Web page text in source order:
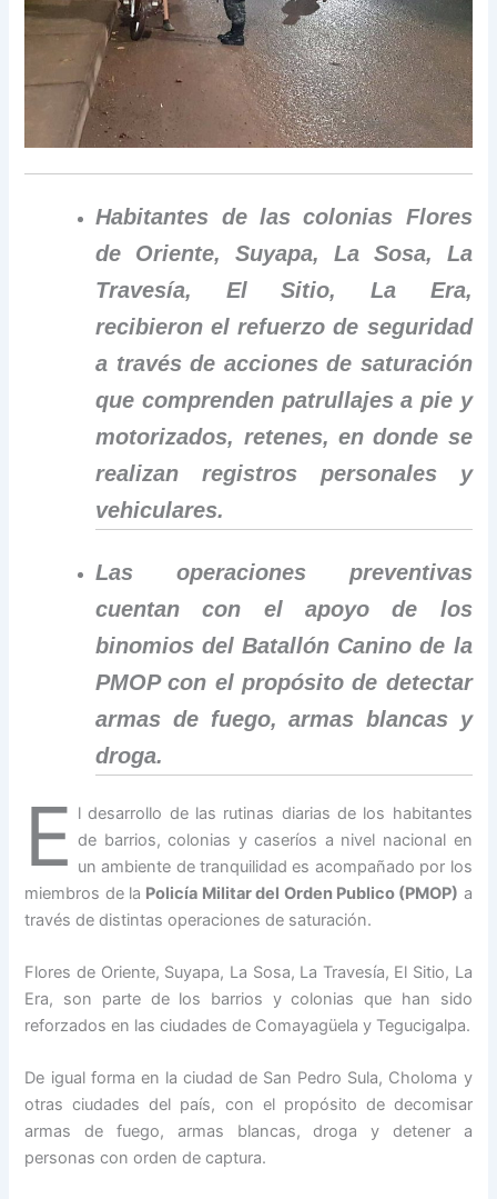
Habitantes de las colonias Flores
de Oriente, Suyapa, La Sosa, La
Travesía, El Sitio, La Era,
recibieron el refuerzo de seguridad
a través de acciones de saturación
que comprenden patrullajes a pie y
motorizados, retenes, en donde se
realizan registros personales y
vehiculares.
Las operaciones preventivas
cuentan con el apoyo de los
binomios del Batallón Canino de la
PMOP con el propósito de detectar
armas de fuego, armas blancas y
droga.
E l desarrollo de las rutinas diarias de los habitantes
de barrios, colonias y caseríos a nivel nacional en
un ambiente de tranquilidad es acompañado por los
miembros de la Policía Militar del Orden Publico (PMOP) a
través de distintas operaciones de saturación.
Flores de Oriente, Suyapa, La Sosa, La Travesía, El Sitio, La
Era, son parte de los barrios y colonias que han sido
reforzados en las ciudades de Comayagüela y Tegucigalpa.
De igual forma en la ciudad de San Pedro Sula, Choloma y
otras ciudades del país, con el propósito de decomisar
armas de fuego, armas blancas, droga y detener a
personas con orden de captura.